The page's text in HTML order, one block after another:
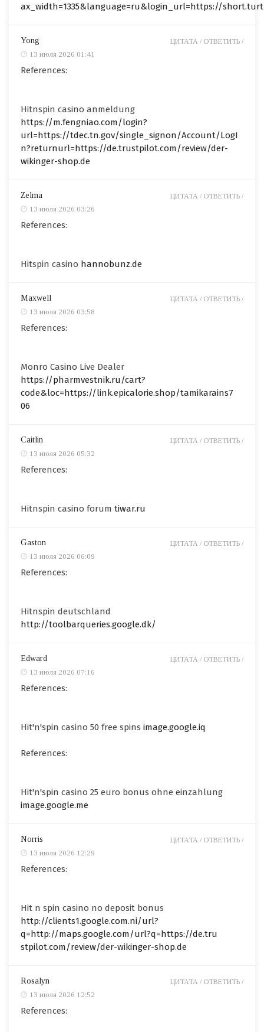
ax_width=1335&language=ru&login_url=https://
Yong
13 июля 2026 01:41
References:
Hitnspin casino anmeldung
https://m.fengniao.com/login?
url=https://tdec.tn.gov/single_signon/Account/LogI
n?returnurl=https://de.trustpilot.com/review/der-
wikinger-shop.de
ЦИТАТА / ОТВЕТИТЬ /
Zelma
13 июля 2026 03:26
References:
Hitspin casino hannobunz.de
ЦИТАТА / ОТВЕТИТЬ /
Maxwell
13 июля 2026 03:58
References:
Monro Casino Live Dealer
https://pharmvestnik.ru/cart?
code&loc=https://link.epicalorie.shop/tamikarains7
06
ЦИТАТА / ОТВЕТИТЬ /
Caitlin
13 июля 2026 05:32
References:
Hitnspin casino forum tiwar.ru
ЦИТАТА / ОТВЕТИТЬ /
Gaston
13 июля 2026 06:09
References:
Hitnspin deutschland
http://toolbarqueries.google.dk/
ЦИТАТА / ОТВЕТИТЬ /
Edward
13 июля 2026 07:16
References:
Hit'n'spin casino 50 free spins image.google.iq
References:
Hit'n'spin casino 25 euro bonus ohne einzahlung
image.google.me
ЦИТАТА / ОТВЕТИТЬ /
Norris
13 июля 2026 12:29
References:
Hit n spin casino no deposit bonus
http://clients1.google.com.ni/url?
q=http://maps.google.com/url?q=https://de.tru
stpilot.com/review/der-wikinger-shop.de
ЦИТАТА / ОТВЕТИТЬ /
Rosalyn
13 июля 2026 12:52
References:
ЦИТАТА / ОТВЕТИТЬ /